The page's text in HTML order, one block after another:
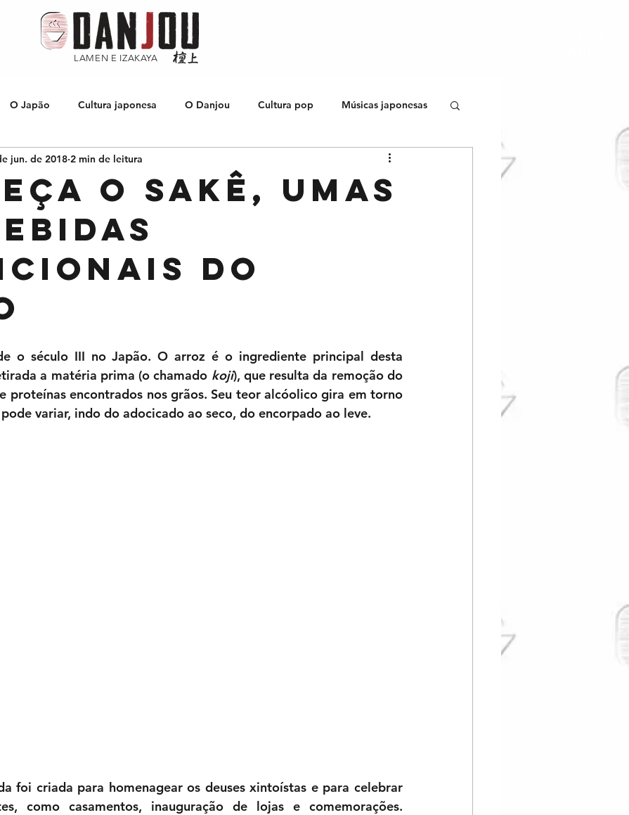
LAMEN E IZAKAYA
O Japão Cultura japonesa O Danjou Cultura pop Músicas japonesas
Culinária japonesa Músicas japonesas
o Sakê, umas
do
jun. de 2018 2 min de leitura
o século III no Japão. O arroz é o ingrediente principal desta
a matéria prima (o chamado koji), que resulta da remoção do
proteínas encontrados nos grãos. Seu teor alcóolico gira em torno
variar, indo do adocicado ao seco, do encorpado ao leve.
foi criada para homenagear os deuses xintoístas e para celebrar
como casamentos, inauguração de lojas e comemorações.